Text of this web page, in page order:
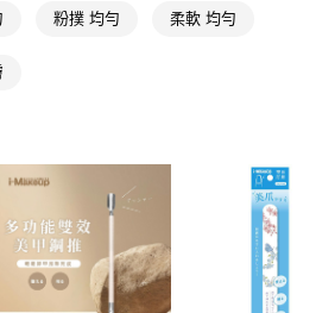
綁卡、不需儲值。
，再付款。
享後付」後，將跳轉至「AFTEE先享後付」
金額後，即可完成結帳。
，點擊此簡訊中的連結，可透過四大超商／
行付款，方視為交易完成。
需立刻繳費，但若您需要取消訂單，請聯絡
取消之訂單仍視為有效，需透過AFTEE先享
享後付 」之結帳頁面顯示為準，若有關於
上)免運費
上)免運費
粉撲 均勻 柔軟 均勻